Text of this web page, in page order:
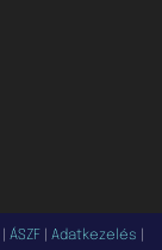
ÁSZF Adatkezelés